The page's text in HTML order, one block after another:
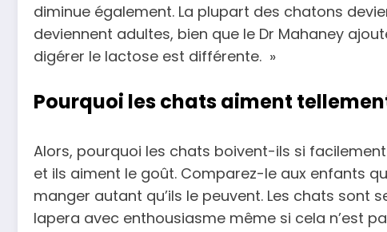
diminue également. La plupart des chatons
deviennent adultes, bien que le Dr Mahaney
digérer le lactose est différente. »
Pourquoi les chats aiment
Alors, pourquoi les chats boivent-ils si
et ils aiment le goût. Comparez-le aux enfants
manger autant qu’ils le peuvent. Les chats sont
lapera avec enthousiasme même si cela n’est